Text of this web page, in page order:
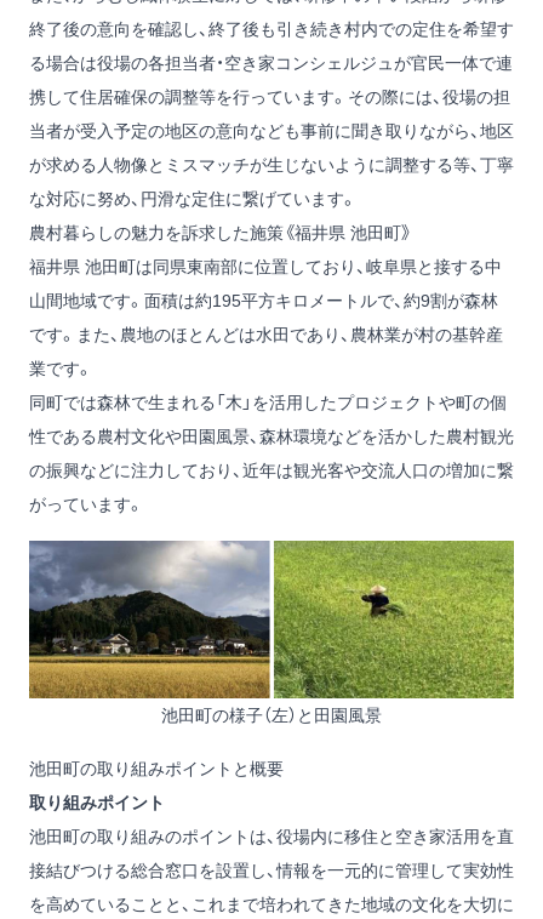
終了後の意向を確認し、終了後も引き続き村内での定住を希望す
る場合は役場の各担当者・空き家コンシェルジュが官民一体で連
携して住居確保の調整等を行っています。その際には、役場の担
当者が受入予定の地区の意向なども事前に聞き取りながら、地区
が求める人物像とミスマッチが生じないように調整する等、丁寧
な対応に努め、円滑な定住に繋げています。
農村暮らしの魅力を訴求した施策《福井県 池田町》
福井県 池田町は同県東南部に位置しており、岐阜県と接する中
山間地域です。面積は約195平方キロメートルで、約9割が森林
です。また、農地のほとんどは水田であり、農林業が村の基幹産
業です。
同町では森林で生まれる「木」を活用したプロジェクトや町の個
性である農村文化や田園風景、森林環境などを活かした農村観光
の振興などに注力しており、近年は観光客や交流人口の増加に繋
がっています。
池田町の様子（左）と田園風景
池田町の取り組みポイントと概要
取り組みポイント
池田町の取り組みのポイントは、役場内に移住と空き家活用を直
接結びつける総合窓口を設置し、情報を一元的に管理して実効性
を高めていることと、これまで培われてきた地域の文化を大切に